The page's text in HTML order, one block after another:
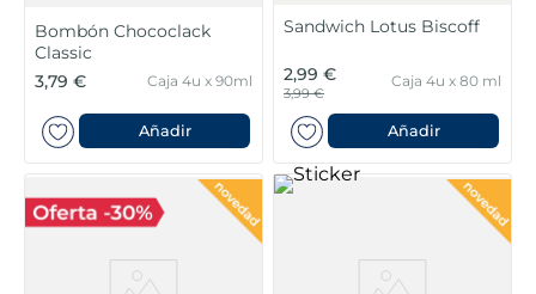
Bombón Chococlack
Classic
3,79 €
Caja 4u x 90ml
Añadir
Sandwich Lotus Biscoff
2,99 €
3,99 €
Caja 4u x 80 ml
Añadir